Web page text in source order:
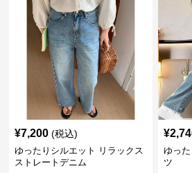
¥7,200 (税込)
ゆったりシルエット リラックス
ストレートデニム
¥
ゆっ
ツ